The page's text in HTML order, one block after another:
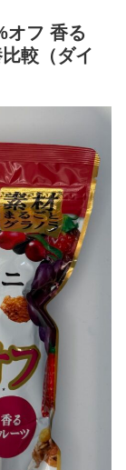
オフ 香る
較（ダイ